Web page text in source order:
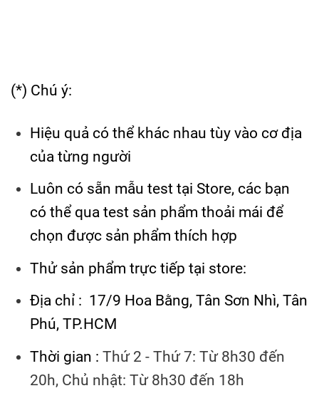
(*) Chú ý:
Hiệu quả có thể khác nhau tùy vào cơ địa
của từng người
Luôn có sẵn mẫu test tại Store, các bạn
có thể qua test sản phẩm thoải mái để
chọn được sản phẩm thích hợp
Thử sản phẩm trực tiếp tại store:
Địa chỉ : 17/9 Hoa Bằng, Tân Sơn Nhì, Tân
Phú, TP.HCM
Thời gian :Thứ 2 - Thứ 7: Từ 8h30 đến
20h, Chủ nhật: Từ 8h30 đến 18h